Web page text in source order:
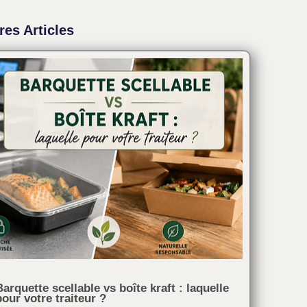
Articles
scellable vs boîte kraft : laquelle
votre traiteur ?